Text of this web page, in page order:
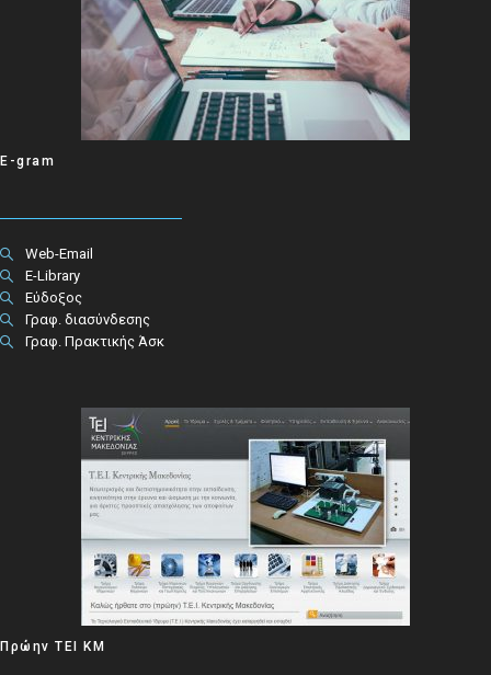
E-gram
Web-Email
E-Library
Εύδοξος
Γραφ. διασύνδεσης
Γραφ. Πρακτικής Άσκ
Πρώην ΤΕΙ ΚΜ